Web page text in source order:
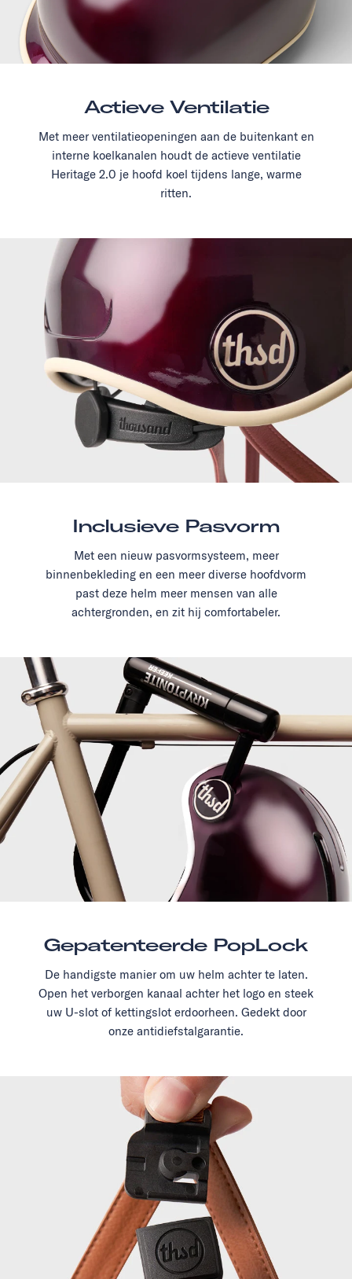
Actieve Ventilatie
Met meer ventilatieopeningen aan de buitenkant en
interne koelkanalen houdt de actieve ventilatie
Heritage 2.0 je hoofd koel tijdens lange, warme
ritten.
Inclusieve Pasvorm
Met een nieuw pasvormsysteem, meer
binnenbekleding en een meer diverse hoofdvorm
past deze helm meer mensen van alle
achtergronden, en zit hij comfortabeler.
Gepatenteerde PopLock
De handigste manier om uw helm achter te laten.
Open het verborgen kanaal achter het logo en steek
uw U-slot of kettingslot erdoorheen. Gedekt door
onze antidiefstalgarantie.